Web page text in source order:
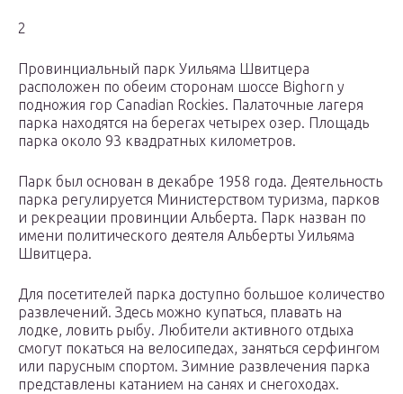
2
Провинциальный парк Уильяма Швитцера
расположен по обеим сторонам шоссе Bighorn у
подножия гор Canadian Rockies. Палаточные лагеря
парка находятся на берегах четырех озер. Площадь
парка около 93 квадратных километров.
Парк был основан в декабре 1958 года. Деятельность
парка регулируется Министерством туризма, парков
и рекреации провинции Альберта. Парк назван по
имени политического деятеля Альберты Уильяма
Швитцера.
Для посетителей парка доступно большое количество
развлечений. Здесь можно купаться, плавать на
лодке, ловить рыбу. Любители активного отдыха
смогут покаться на велосипедах, заняться серфингом
или парусным спортом. Зимние развлечения парка
представлены катанием на санях и снегоходах.